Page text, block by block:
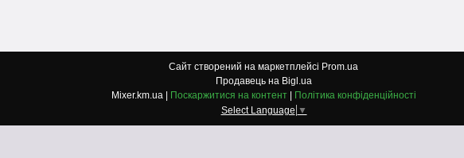
Сайт створений на маркетплейсі Prom.ua
Продавець на Bigl.ua
Поскаржитися на контент
Політика конфіденційності
Select Language ▼